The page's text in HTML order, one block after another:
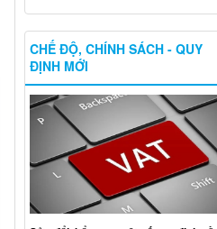
CHẾ ĐỘ, CHÍNH SÁCH - QUY
ĐỊNH MỚI